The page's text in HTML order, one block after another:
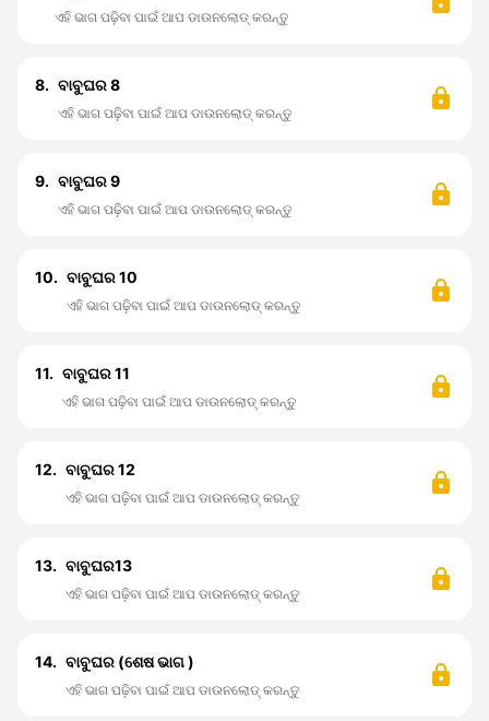
ଏହି ଭାଗ ପଢ଼ିବା ପାଇଁ ଆପ ଡାଉନଲୋଡ୍ କରନ୍ତୁ
8. ବାବୁଘର 8
ଏହି ଭାଗ ପଢ଼ିବା ପାଇଁ ଆପ ଡାଉନଲୋଡ୍ କରନ୍ତୁ
9. ବାବୁଘର 9
ଏହି ଭାଗ ପଢ଼ିବା ପାଇଁ ଆପ ଡାଉନଲୋଡ୍ କରନ୍ତୁ
10. ବାବୁଘର 10
ଏହି ଭାଗ ପଢ଼ିବା ପାଇଁ ଆପ ଡାଉନଲୋଡ୍ କରନ୍ତୁ
11. ବାବୁଘର 11
ଏହି ଭାଗ ପଢ଼ିବା ପାଇଁ ଆପ ଡାଉନଲୋଡ୍ କରନ୍ତୁ
12. ବାବୁଘର 12
ଏହି ଭାଗ ପଢ଼ିବା ପାଇଁ ଆପ ଡାଉନଲୋଡ୍ କରନ୍ତୁ
13. ବାବୁଘର13
ଏହି ଭାଗ ପଢ଼ିବା ପାଇଁ ଆପ ଡାଉନଲୋଡ୍ କରନ୍ତୁ
14. ବାବୁଘର (ଶେଷ ଭାଗ )
ଏହି ଭାଗ ପଢ଼ିବା ପାଇଁ ଆପ ଡାଉନଲୋଡ୍ କରନ୍ତୁ